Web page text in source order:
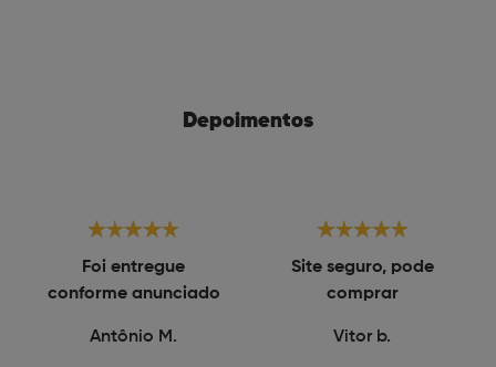
Depoimentos
Foi entregue
conforme anunciado
Antônio M.
Site seguro, pode
comprar
Vitor b.